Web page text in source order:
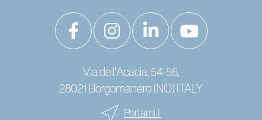
Via dell'Acacia, 54-56,
28021 Borgomanero (NO) ITALY
Portami li